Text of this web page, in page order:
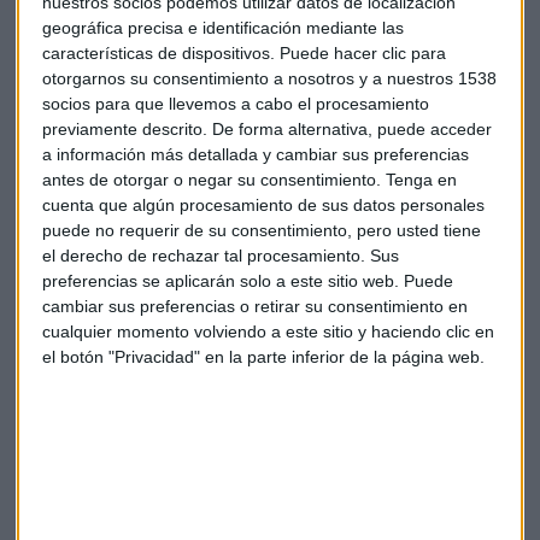
geográfica precisa e identificación mediante las
características de dispositivos. Puede hacer clic para
otorgarnos su consentimiento a nosotros y a nuestros 1538
socios para que llevemos a cabo el procesamiento
previamente descrito. De forma alternativa, puede acceder
a información más detallada y cambiar sus preferencias
antes de otorgar o negar su consentimiento. Tenga en
cuenta que algún procesamiento de sus datos personales
puede no requerir de su consentimiento, pero usted tiene
el derecho de rechazar tal procesamiento. Sus
preferencias se aplicarán solo a este sitio web. Puede
cambiar sus preferencias o retirar su consentimiento en
cualquier momento volviendo a este sitio y haciendo clic en
el botón "Privacidad" en la parte inferior de la página web.
cercano o en zara.com, lo que facilita el proceso de compra.
El mismo pago en caja de los artículos también se beneficia
de esta tecnología, ya que el sistema RFID está integrado
con la caja. Los datos guardados en la etiqueta de la prenda
son eliminados durante el escaneado del código de barras,
para proteger la privacidad de los consumidores.
Suscríbete a nuestros boletines
Te enviaremos las noticias más importantes del día